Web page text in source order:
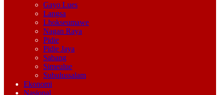
Gayo Lues
Langsa
Lhokseumawe
Nagan Raya
Pidie
Pidie Jaya
Sabang
Simeulue
Subulussalam
Ekonomi
Nasional